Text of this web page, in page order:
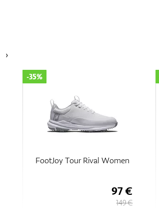
›
FootJoy Tour Rival Women
-30%
118 €
169 €